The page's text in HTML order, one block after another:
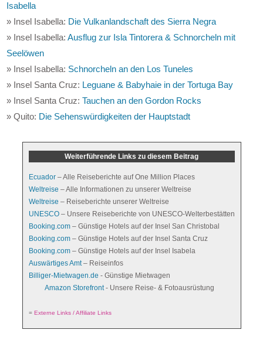
Isabella
» Insel Isabella: Die Vulkanlandschaft des Sierra Negra
» Insel Isabella:Ausflug zur Isla Tintorera & Schnorcheln mit
Seelöwen
» Insel Isabella: Schnorcheln an den Los Tuneles
» Insel Santa Cruz: Leguane & Babyhaie in der Tortuga Bay
» Insel Santa Cruz:Tauchen an den Gordon Rocks
» Quito: Die Sehenswürdigkeiten der Hauptstadt
Weiterführende Links zu diesem Beitrag
Ecuador– Alle Reiseberichte auf One Million Places
Weltreise – Alle Informationen zu unserer Weltreise
Weltreise – Reiseberichte unserer Weltreise
UNESCO– Unsere Reiseberichte von UNESCO-Welterbestätten
Booking.com– Günstige Hotels auf der Insel San Christobal
Booking.com– Günstige Hotels auf der Insel Santa Cruz
Booking.com– Günstige Hotels auf der Insel Isabela
Auswärtiges Amt– Reiseinfos
Billiger-Mietwagen.de - Günstige Mietwagen
Amazon Storefront- Unsere Reise- & Fotoausrüstung
= Externe Links / Affiliate Links